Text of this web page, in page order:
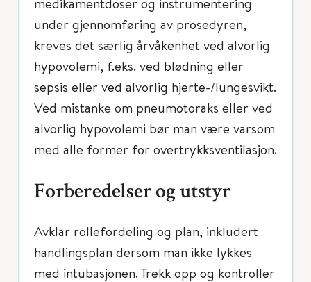
under gjennomføring av prosedyren,
kreves det særlig årvåkenhet ved alvorlig
hypovolemi, f.eks. ved blødning eller
sepsis eller ved alvorlig hjerte-/lungesvikt.
Ved mistanke om pneumotoraks eller ved
alvorlig hypovolemi bør man være varsom
med alle former for overtrykksventilasjon.
Forberedelser og utstyr
Avklar rollefordeling og plan, inkludert
handlingsplan dersom man ikke lykkes
med intubasjonen. Trekk opp og kontroller